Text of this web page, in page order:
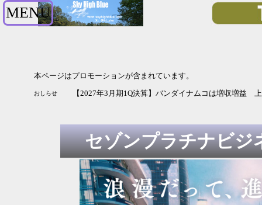
MENU
本ページはプロモーションが含まれています。
おしらせ 【2027年3月期1Q決算】バンダイナムコは増収増益
セゾンプラチナビジ